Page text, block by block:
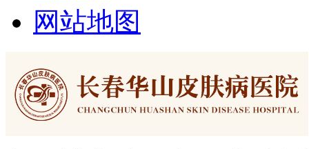
网站地图